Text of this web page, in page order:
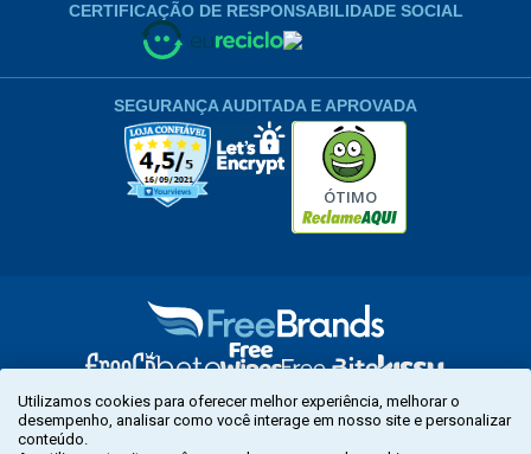
Utilizamos cookies para oferecer melhor experiência, melhorar o
desempenho, analisar como você interage em nosso site e personalizar
conteúdo.
CERTIFICAÇÃO DE RESPONSABILIDADE SOCIAL
SEGURANÇA AUDITADA E APROVADA
ÓTIMO
LINKEDIN